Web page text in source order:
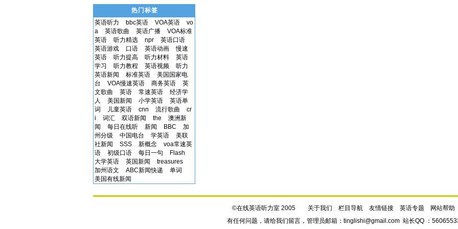
热门标签
英语听力
bbc英语 VOA英语
vo
a
英语歌曲 英语广播
VOA标准
英语
听力精选 npr
英语口语
英语游戏
口语 英语动画
慢速
英语
听力提高 听力材料
英语
学习
听力教程 英语视频
听力
英语新闻
标准英语
美国国家电
台
VOA慢速英语 商务英语
英
文歌曲
英语 常速英语
经济学
人
美国新闻 小学英语
英语单
词
儿童英语 cnn 流行歌曲
cr
i
词汇 双语新闻 the
澳洲新
闻
每日在线听 新闻 BBC
加
州分级
中国电台 学英语
美联
社新闻
SSS 新概念
voa常速英
语
初级口语 每日一句
Flash
大学英语
英国新闻
treasures
加州语文
ABC新闻快递
单词
美国有线新闻
©在线英语听力室 2005 关于我们 栏目导航 友情链接 英语专题
网站帮助
有任何问题，请给我们留言，管理员邮箱： tinglishi@gmail.com站长QQ ：